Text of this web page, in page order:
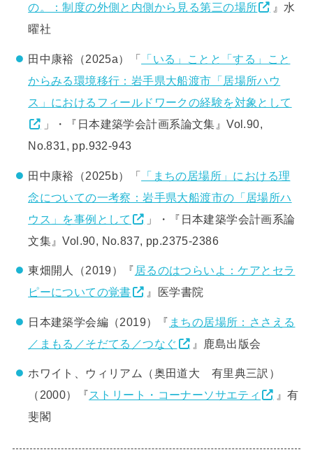
の。：制度の外側と内側から見る第三の場所
』水
曜社
田中康裕（2025a）「 「いる」ことと「する」こと
からみる環境移行：岩手県大船渡市「居場所ハウ
ス」におけるフィールドワークの経験を対象として
」・『日本建築学会計画系論文集』Vol.90,
No.831, pp.932-943
田中康裕（2025b）「 「まちの居場所」における理
念についての一考察：岩手県大船渡市の「居場所ハ
ウス」を事例として
」・『日本建築学会計画系論
文集』Vol.90, No.837, pp.2375-2386
東畑開人（2019）『 居るのはつらいよ：ケアとセラ
ピーについての覚書
』医学書院
日本建築学会編（2019）『 まちの居場所：ささえる
／まもる／そだてる／つなぐ
』鹿島出版会
ホワイト、ウィリアム（奥田道大 有里典三訳）
（2000）『ストリート・コーナーソサエティ
』有
斐閣